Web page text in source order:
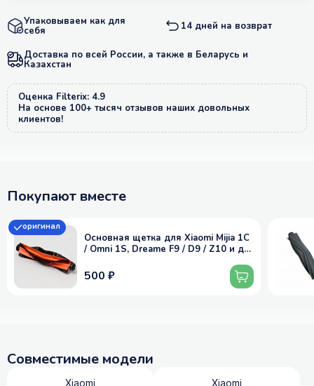
Упаковываем как для
себя 14 дней на возврат
Доставка по всей России, а также в Беларусь и
Казахстан
Оценка Filterix: 4.9
На основе 100+ тысяч отзывов наших довольных
клиентов!
Покупают вместе
Основная щетка для Xiaomi Mijia 1C
/ Omni 1S, Dreame F9 / D9 / Z10 и др.
оригинал
500 ₽
Совместимые модели
Xiaomi Xiaomi